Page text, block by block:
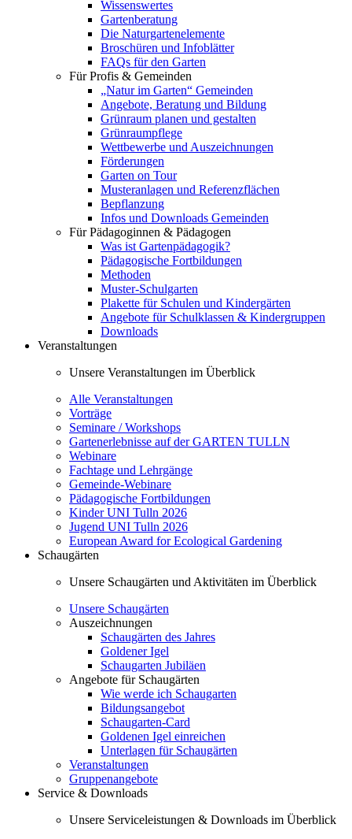
Wissenswertes
Gartenberatung
Die Naturgartenelemente
Broschüren und Infoblätter
FAQs für den Garten
Für Profis & Gemeinden
„Natur im Garten“ Gemeinden
Angebote, Beratung und Bildung
Grünraum planen und gestalten
Grünraumpflege
Wettbewerbe und Auszeichnungen
Förderungen
Garten on Tour
Musteranlagen und Referenzflächen
Bepflanzung
Infos und Downloads Gemeinden
Für Pädagoginnen & Pädagogen
Was ist Gartenpädagogik?
Pädagogische Fortbildungen
Methoden
Muster-Schulgarten
Plakette für Schulen und Kindergärten
Angebote für Schulklassen & Kindergruppen
Downloads
Veranstaltungen
Unsere Veranstaltungen im Überblick
Alle Veranstaltungen
Vorträge
Seminare / Workshops
Gartenerlebnisse auf der GARTEN TULLN
Webinare
Fachtage und Lehrgänge
Gemeinde-Webinare
Pädagogische Fortbildungen
Kinder UNI Tulln 2026
Jugend UNI Tulln 2026
European Award for Ecological Gardening
Schaugärten
Unsere Schaugärten und Aktivitäten im Überblick
Unsere Schaugärten
Auszeichnungen
Schaugärten des Jahres
Goldener Igel
Schaugarten Jubiläen
Angebote für Schaugärten
Wie werde ich Schaugarten
Bildungsangebot
Schaugarten-Card
Goldenen Igel einreichen
Unterlagen für Schaugärten
Veranstaltungen
Gruppenangebote
Service & Downloads
Unsere Serviceleistungen & Downloads im Überblick